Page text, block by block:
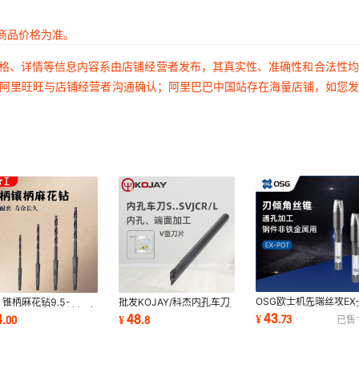
价格为准。
详情等信息内容系由店铺经营者发布，其真实性、准确性和合法性
旺旺与店铺经营者沟通确认；阿里巴巴中国站存在海量店铺，如您
锥柄麻花钻9.5-
锥钻高速钢麻
柄钻孔用
.00
批发KOJAY/科杰内孔车刀
S25R-SVJCR16 螺钉式数
控镗刀杆
¥48.8
OSG欧士机先端丝攻EX-
POT一般用通钢丝孔用
机用丝锥M4*0.5
¥43.73 已售